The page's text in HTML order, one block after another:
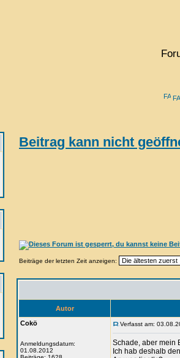
Beitrag kann nicht
Beiträge der letzten Zeit anzeigen:
Autor
Cokö
Anmeldungsdatum:
01.08.2012
Verfasst am:
Schade, aber mein
Ich hab deshalb